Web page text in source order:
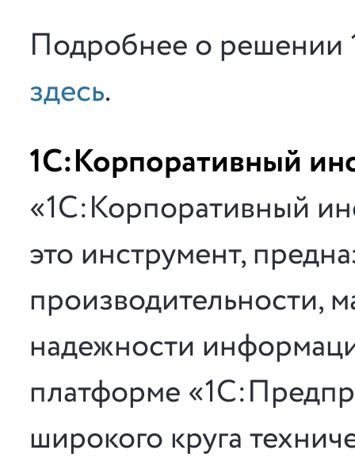
Подробнее о
здесь.
1С:Корпоративный
«1С:Корпоративный
это инструмент,
производительности,
надежности
платформе
широкого круга